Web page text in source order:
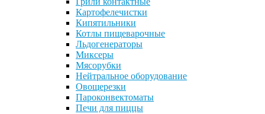
Картофелечистки
Кипятильники
Котлы пищеварочные
Льдогенераторы
Миксеры
Мясорубки
Нейтральное оборудование
Овощерезки
Пароконвектоматы
Печи для пиццы